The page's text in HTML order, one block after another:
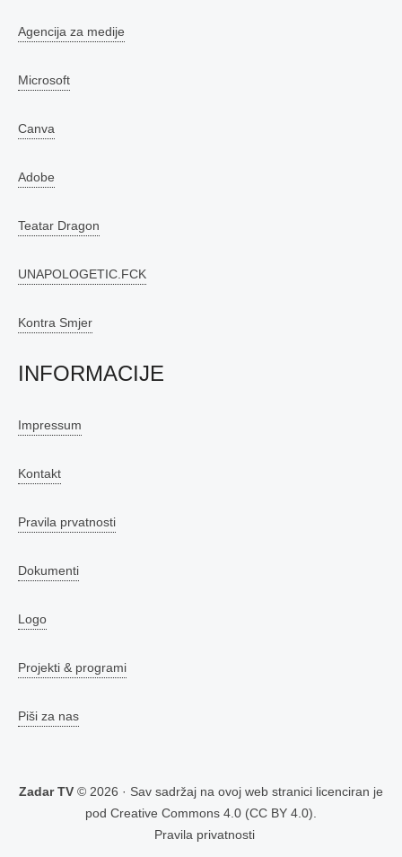
Agencija za medije
Microsoft
Canva
Adobe
Teatar Dragon
UNAPOLOGETIC.FCK
Kontra Smjer
INFORMACIJE
Impressum
Kontakt
Pravila prvatnosti
Dokumenti
Logo
Projekti & programi
Piši za nas
Zadar TV © 2026 · Sav sadržaj na ovoj web stranici licenciran je
pod Creative Commons 4.0 (CC BY 4.0)
Pravila privatnosti